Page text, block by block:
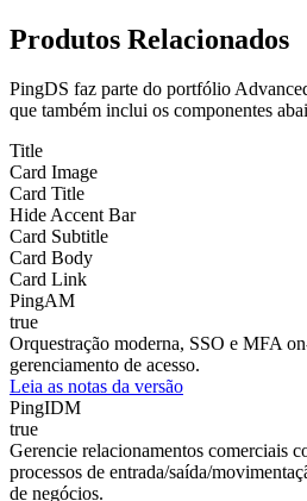
Produtos Relacionados
PingDS faz parte do portfólio
que também inclui os componentes
Title
Card Image
Card Title
Hide Accent Bar
Card Subtitle
Card Body
Card Link
PingAM
true
Orquestração moderna, SSO e MFA
gerenciamento de acesso.
Leia as notas da versão
PingIDM
true
Gerencie relacionamentos comerciais
processos de entrada/saída/
de negócios.